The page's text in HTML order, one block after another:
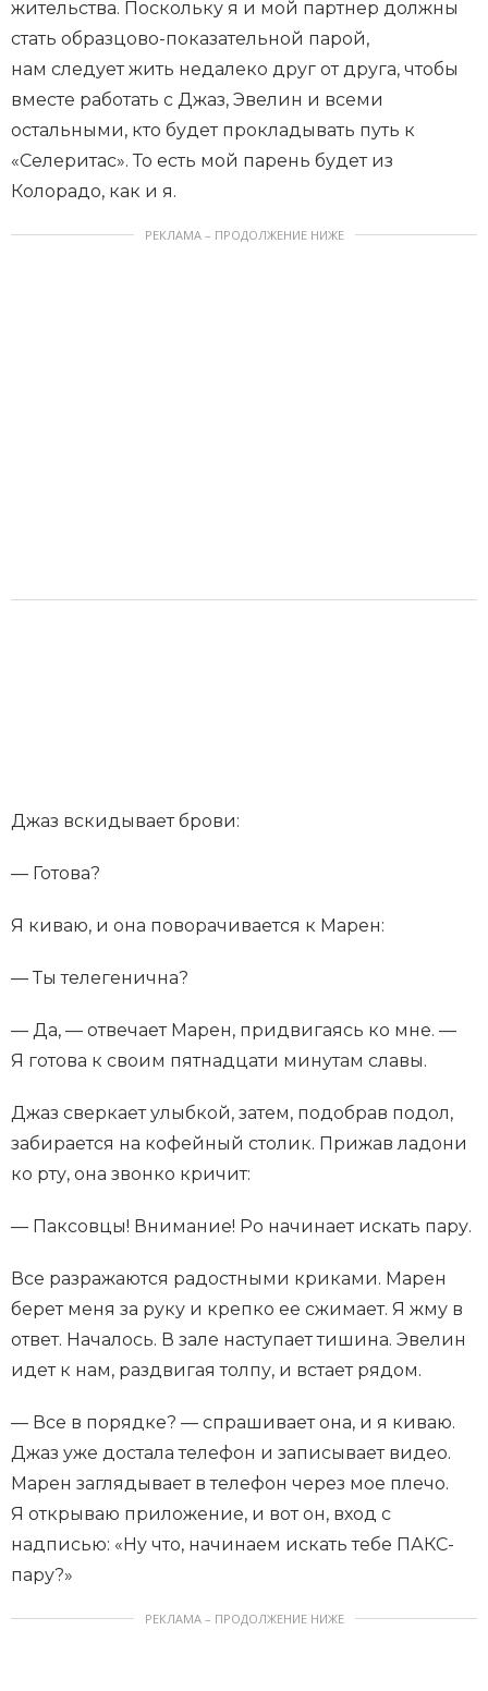
жительства. Поскольку я и мой партнер должны
стать образцово-показательной парой,
нам следует жить недалеко друг от друга, чтобы
вместе работать с Джаз, Эвелин и всеми
остальными, кто будет прокладывать путь к
«Селеритас». То есть мой парень будет из
Колорадо, как и я.
РЕКЛАМА – ПРОДОЛЖЕНИЕ НИЖЕ
Джаз вскидывает брови:
— Готова?
Я киваю, и она поворачивается к Марен:
— Ты телегенична?
— Да, — отвечает Марен, придвигаясь ко мне. —
Я готова к своим пятнадцати минутам славы.
Джаз сверкает улыбкой, затем, подобрав подол,
забирается на кофейный столик. Прижав ладони
ко рту, она звонко кричит:
— Паксовцы! Внимание! Ро начинает искать пару.
Все разражаются радостными криками. Марен
берет меня за руку и крепко ее сжимает. Я жму в
ответ. Началось. В зале наступает тишина. Эвелин
идет к нам, раздвигая толпу, и встает рядом.
— Все в порядке? — спрашивает она, и я киваю.
Джаз уже достала телефон и записывает видео.
Марен заглядывает в телефон через мое плечо.
Я открываю приложение, и вот он, вход с
надписью: «Ну что, начинаем искать тебе ПАКС-
пару?»
РЕКЛАМА – ПРОДОЛЖЕНИЕ НИЖЕ